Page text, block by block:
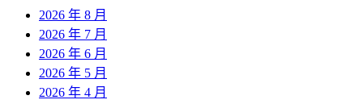
2026 年 8 月
2026 年 7 月
2026 年 6 月
2026 年 5 月
2026 年 4 月